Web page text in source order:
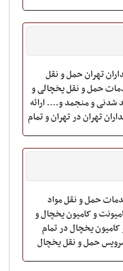
حمل و نقل یخچالی تهران یخچالداران تهران حمل و نقل
دهنده خدمات حمل و نقل یخچالی و
شدنی و منجمد و.... ارائه
دهنده خدمات حمل و نقل یخچالداران تهران در تهران و تمام
حمل و نقل مواد
و کامیون یخچال و
کامیون یخچال در تمام
حمل و نقل یخچال